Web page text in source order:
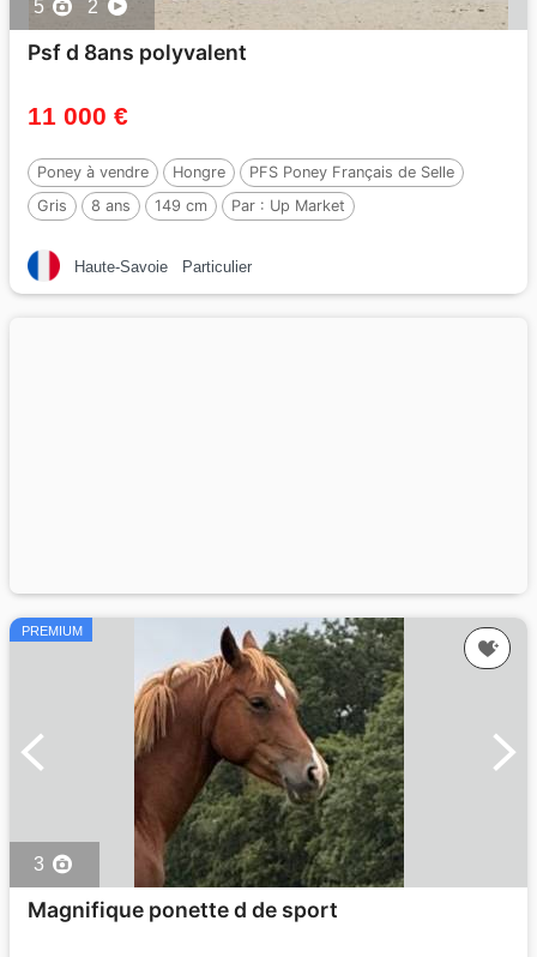
5 2
Psf d 8ans polyvalent
11 000 €
Poney à vendre Hongre
PFS Poney Français de Selle
Gris
8 ans 149 cm Par : Up Market
Haute-Savoie Particulier
PREMIUM
3
Magnifique ponette d de sport